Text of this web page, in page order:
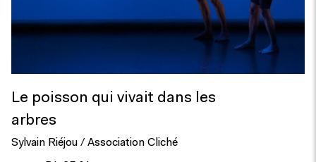
Le poisson qui vivait dans les
arbres
Sylvain Riéjou / Association Cliché